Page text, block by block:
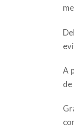
A
de